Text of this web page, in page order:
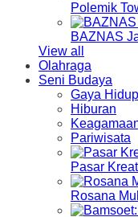
Polemik
BAZNAS
View all
Olahraga
Seni Budaya
Gaya Hidup
Hiburan
Pariwisata
Pasar
Rosana